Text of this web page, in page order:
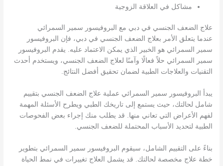
مشاكل في العلاقة الزوجية
علاج الضعف الجنسي في دبي مع البروفيسور سمير السمرائي
عندما يتعلق الأمر بعلاج الضعف الجنسي في دبي، فإن البروفيسور
سمير السمرائي هو الخبير الذي يمكن الاعتماد عليه. يقدم البروفيسور
سمير السمرائي حلاً فعالًا وآمنًا لعلاج الضعف الجنسي، ويستخدم أحدث
التقنيات والعلاجات الطبية لضمان تحقيق أفضل النتائج.
يبدأ البروفيسور سمير السمرائي عملية علاج الضعف الجنسي بتقييم
شامل لحالتك، حيث يستمع إلى تاريخك الطبي ويطرح الأسئلة المهمة
لفهم الأعراض التي تعاني منها. قد يطلب منك إجراء بعض الفحوصات
الطبية لتحديد الأسباب المحتملة للضعف الجنسي.
بناءً على التقييم الشامل، سيقوم البروفيسور سمير السمرائي بتطوير
خطة علاج مخصصة لحالتك. قد يشمل العلاج تغييرات في نمط الحياة